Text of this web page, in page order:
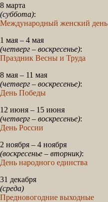
8 марта
(суббота):
Международный женский день
1 мая – 4 мая
(четверг – воскресенье):
Праздник Весны и Труда
8 мая – 11 мая
(четверг – воскресенье):
День Победы
12 июня – 15 июня
(четверг – воскресенье):
День России
2 ноября – 4 ноября
(воскресенье – вторник):
День народного единства
31 декабря
(среда)
Предновогодние выходные